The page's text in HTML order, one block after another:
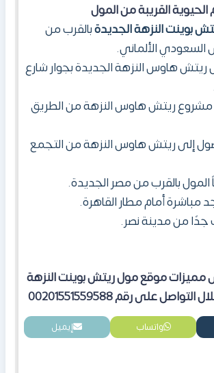
الحيوية القريبة من المول
بوينت النزهة الجديدةبالقرب من
الألماني.
ريتش هاوس النزهة الجديدة بجوار شارع
ريتش هاوس النزهة من الطريق
إلى ريتش هاوس النزهة من التجمع
المول بالقرب من مصر الجديدة.
مباشرة أمام مطار القاهرة.
جدًا من مدينة نصر.
مميزات موقع مول ريتش بوينت النزهة
على رقم 00201551559588
واتساب إيميل